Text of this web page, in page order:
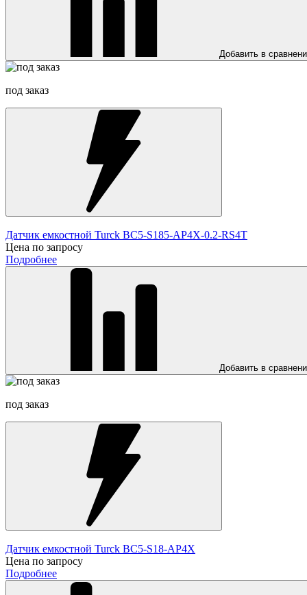
Добавить в
под заказ
Датчик емкостной Turck BC5-S185-AP4X-0.2-RS4T
Цена по запросу
Подробнее
Добавить в
под заказ
Датчик емкостной Turck BC5-S18-AP4X
Цена по запросу
Подробнее